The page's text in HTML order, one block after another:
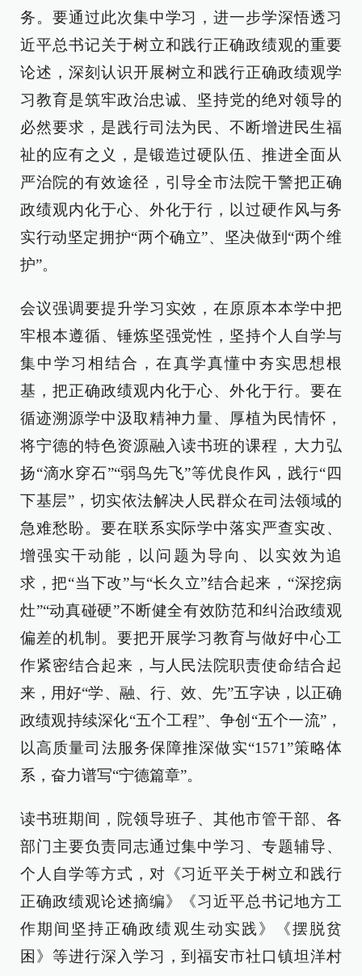
务。要通过此次集中学习，进一步学深悟透习
近平总书记关于树立和践行正确政绩观的重要
论述，深刻认识开展树立和践行正确政绩观学
习教育是筑牢政治忠诚、坚持党的绝对领导的
必然要求，是践行司法为民、不断增进民生福
祉的应有之义，是锻造过硬队伍、推进全面从
严治院的有效途径，引导全市法院干警把正确
政绩观内化于心、外化于行，以过硬作风与务
实行动坚定拥护“两个确立”、坚决做到“两个维
护”。
会议强调要提升学习实效，在原原本本学中把
牢根本遵循、锤炼坚强党性，坚持个人自学与
集中学习相结合，在真学真懂中夯实思想根
基，把正确政绩观内化于心、外化于行。要在
循迹溯源学中汲取精神力量、厚植为民情怀，
将宁德的特色资源融入读书班的课程，大力弘
扬“滴水穿石”“弱鸟先飞”等优良作风，践行“四
下基层”，切实依法解决人民群众在司法领域的
急难愁盼。要在联系实际学中落实严查实改、
增强实干动能，以问题为导向、以实效为追
求，把“当下改”与“长久立”结合起来，“深挖病
灶”“动真碰硬”不断健全有效防范和纠治政绩观
偏差的机制。要把开展学习教育与做好中心工
作紧密结合起来，与人民法院职责使命结合起
来，用好“学、融、行、效、先”五字诀，以正确
政绩观持续深化“五个工程”、争创“五个一流”，
以高质量司法服务保障推深做实“1571”策略体
系，奋力谱写“宁德篇章”。
读书班期间，院领导班子、其他市管干部、各
部门主要负责同志通过集中学习、专题辅导、
个人自学等方式，对《习近平关于树立和践行
正确政绩观论述摘编》《习近平总书记地方工
作期间坚持正确政绩观生动实践》《摆脱贫
困》等进行深入学习，到福安市社口镇坦洋村